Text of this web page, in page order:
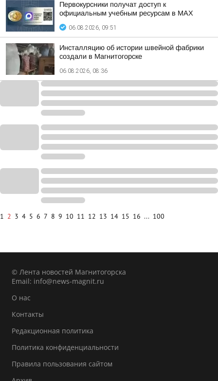
Первокурсники получат доступ к
официальным учебным ресурсам в MAX
06.08.2026, 09:51
Инсталляцию об истории швейной фабрики
создали в Магнитогорске
06.08.2026, 08:36
1 2 3 4 5 6 7 8 9 10 11 12 13 14 15 16 ... 100
© Лента новостей Магнитогорска
Email: info@news-magnit.ru
О нас
Контакты
Редакционная политика
Политика конфиденциальности
Правила пользования сайтом